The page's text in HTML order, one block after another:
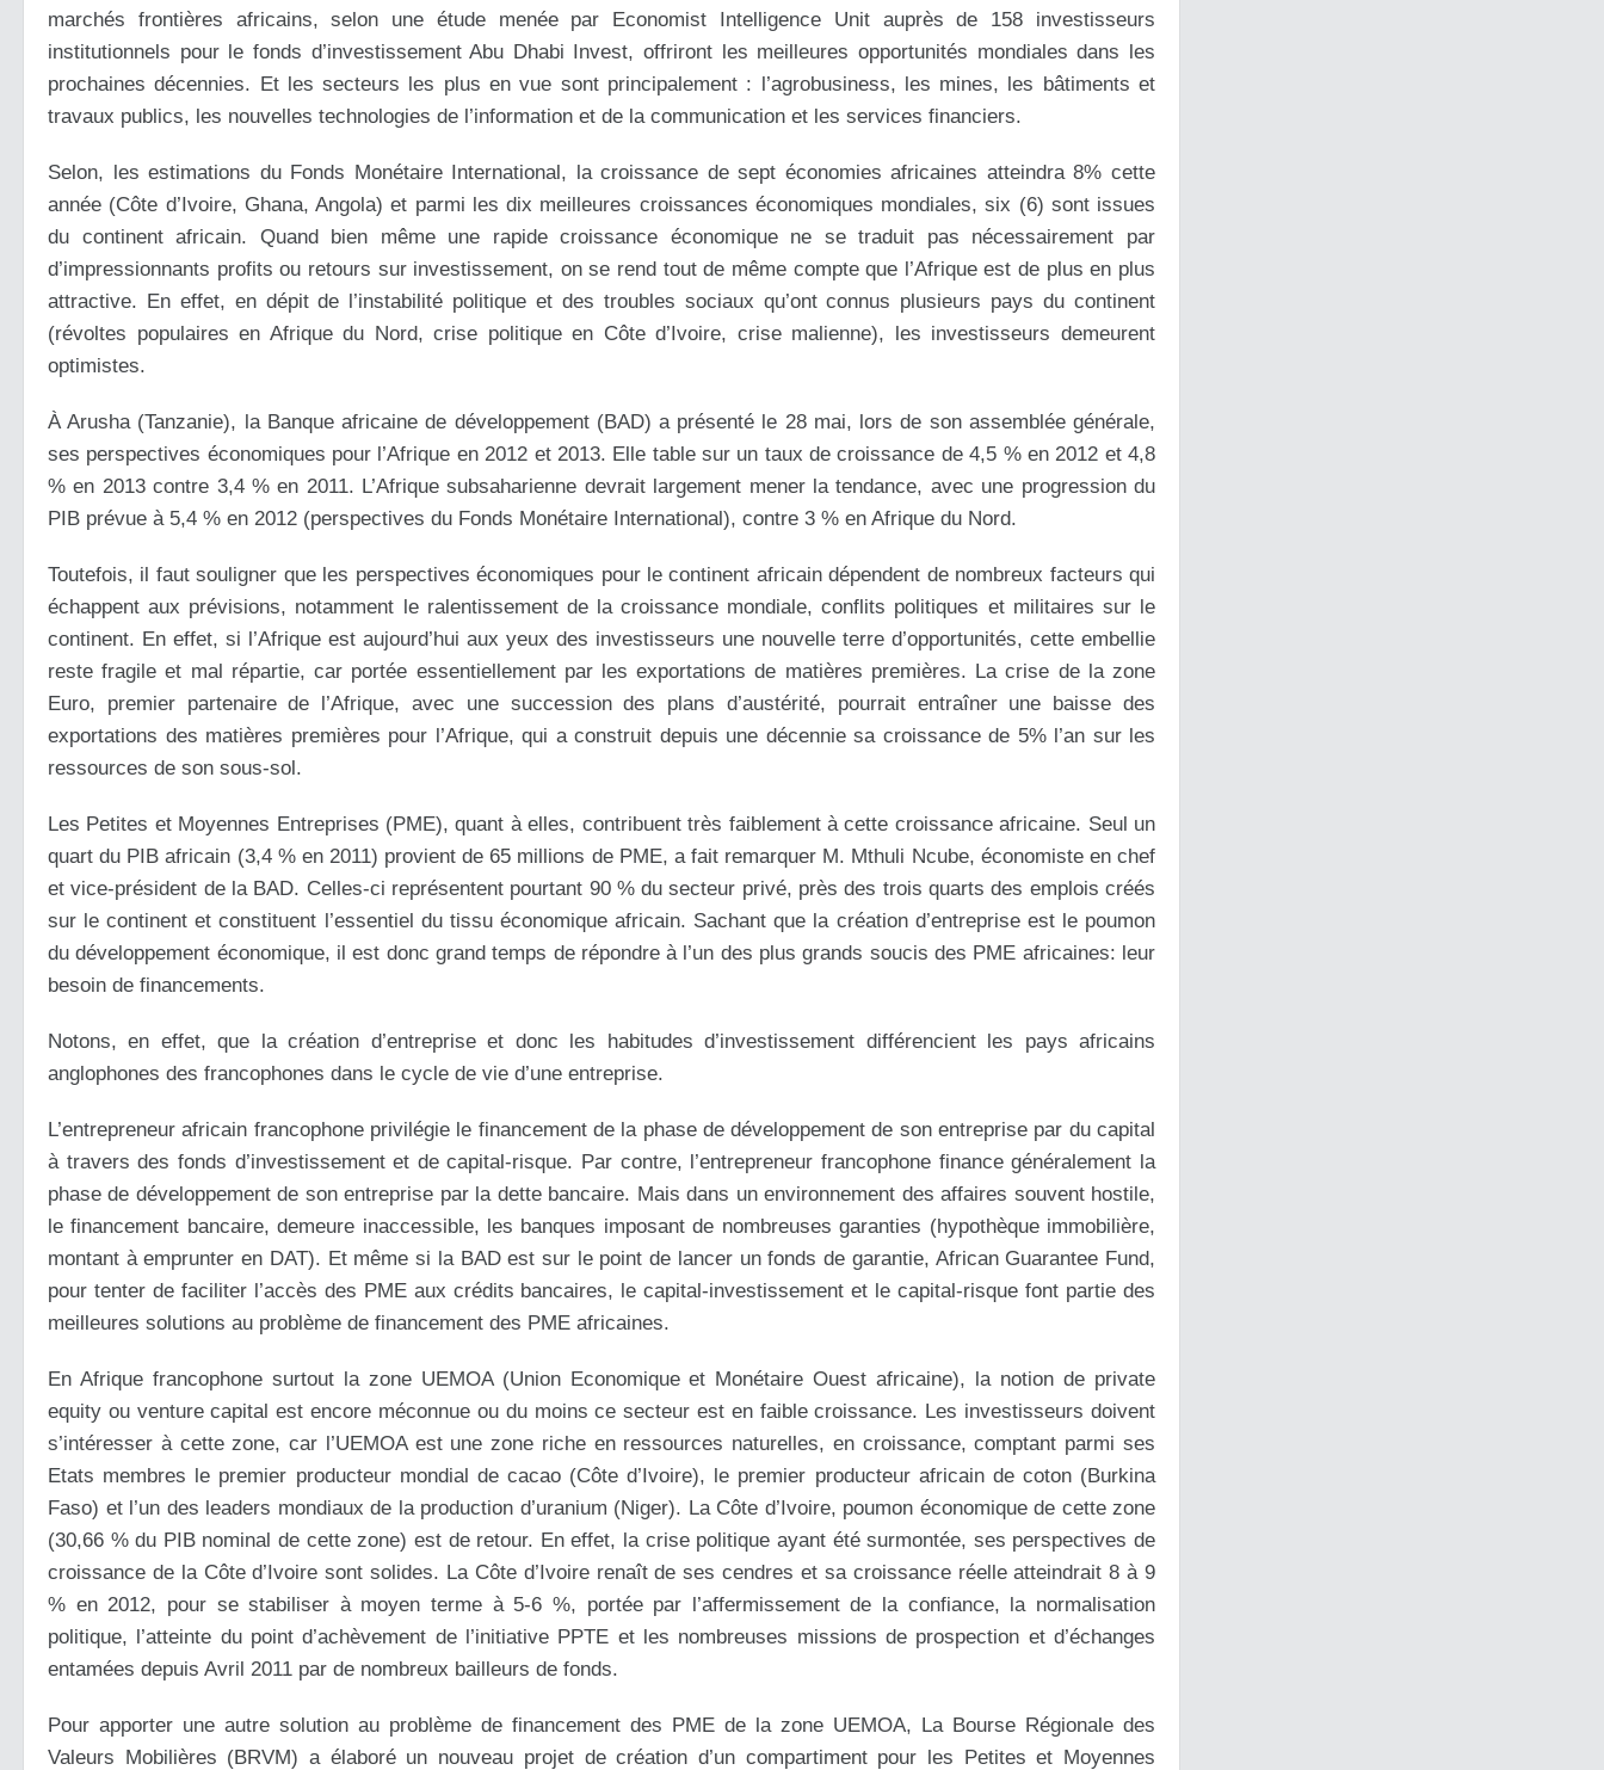
marchés frontières africains, selon une étude menée par Economist Intelligence Unit auprès de 158 investisseurs
institutionnels pour le fonds d’investissement Abu Dhabi Invest, offriront les meilleures opportunités mondiales dans les
prochaines décennies. Et les secteurs les plus en vue sont principalement : l’agrobusiness, les mines, les bâtiments et
travaux publics, les nouvelles technologies de l’information et de la communication et les services financiers.
Selon, les estimations du Fonds Monétaire International, la croissance de sept économies africaines atteindra 8% cette
année (Côte d’Ivoire, Ghana, Angola) et parmi les dix meilleures croissances économiques mondiales, six (6) sont issues
du continent africain. Quand bien même une rapide croissance économique ne se traduit pas nécessairement par
d’impressionnants profits ou retours sur investissement, on se rend tout de même compte que l’Afrique est de plus en plus
attractive. En effet, en dépit de l’instabilité politique et des troubles sociaux qu’ont connus plusieurs pays du continent
(révoltes populaires en Afrique du Nord, crise politique en Côte d’Ivoire, crise malienne), les investisseurs demeurent
optimistes.
À Arusha (Tanzanie), la Banque africaine de développement (BAD) a présenté le 28 mai, lors de son assemblée générale,
ses perspectives économiques pour l’Afrique en 2012 et 2013. Elle table sur un taux de croissance de 4,5 % en 2012 et 4,8
% en 2013 contre 3,4 % en 2011. L’Afrique subsaharienne devrait largement mener la tendance, avec une progression du
PIB prévue à 5,4 % en 2012 (perspectives du Fonds Monétaire International), contre 3 % en Afrique du Nord.
Toutefois, il faut souligner que les perspectives économiques pour le continent africain dépendent de nombreux facteurs qui
échappent aux prévisions, notamment le ralentissement de la croissance mondiale, conflits politiques et militaires sur le
continent. En effet, si l’Afrique est aujourd’hui aux yeux des investisseurs une nouvelle terre d’opportunités, cette embellie
reste fragile et mal répartie, car portée essentiellement par les exportations de matières premières. La crise de la zone
Euro, premier partenaire de l’Afrique, avec une succession des plans d’austérité, pourrait entraîner une baisse des
exportations des matières premières pour l’Afrique, qui a construit depuis une décennie sa croissance de 5% l’an sur les
ressources de son sous-sol.
Les Petites et Moyennes Entreprises (PME), quant à elles, contribuent très faiblement à cette croissance africaine. Seul un
quart du PIB africain (3,4 % en 2011) provient de 65 millions de PME, a fait remarquer M. Mthuli Ncube, économiste en chef
et vice-président de la BAD. Celles-ci représentent pourtant 90 % du secteur privé, près des trois quarts des emplois créés
sur le continent et constituent l’essentiel du tissu économique africain. Sachant que la création d’entreprise est le poumon
du développement économique, il est donc grand temps de répondre à l’un des plus grands soucis des PME africaines: leur
besoin de financements.
Notons, en effet, que la création d’entreprise et donc les habitudes d’investissement différencient les pays africains
anglophones des francophones dans le cycle de vie d’une entreprise.
L’entrepreneur africain francophone privilégie le financement de la phase de développement de son entreprise par du capital
à travers des fonds d’investissement et de capital-risque. Par contre, l’entrepreneur francophone finance généralement la
phase de développement de son entreprise par la dette bancaire. Mais dans un environnement des affaires souvent hostile,
le financement bancaire, demeure inaccessible, les banques imposant de nombreuses garanties (hypothèque immobilière,
montant à emprunter en DAT). Et même si la BAD est sur le point de lancer un fonds de garantie, African Guarantee Fund,
pour tenter de faciliter l’accès des PME aux crédits bancaires, le capital-investissement et le capital-risque font partie des
meilleures solutions au problème de financement des PME africaines.
En Afrique francophone surtout la zone UEMOA (Union Economique et Monétaire Ouest africaine), la notion de private
equity ou venture capital est encore méconnue ou du moins ce secteur est en faible croissance. Les investisseurs doivent
s’intéresser à cette zone, car l’UEMOA est une zone riche en ressources naturelles, en croissance, comptant parmi ses
Etats membres le premier producteur mondial de cacao (Côte d’Ivoire), le premier producteur africain de coton (Burkina
Faso) et l’un des leaders mondiaux de la production d’uranium (Niger). La Côte d’Ivoire, poumon économique de cette zone
(30,66 % du PIB nominal de cette zone) est de retour. En effet, la crise politique ayant été surmontée, ses perspectives de
croissance de la Côte d’Ivoire sont solides. La Côte d’Ivoire renaît de ses cendres et sa croissance réelle atteindrait 8 à 9
% en 2012, pour se stabiliser à moyen terme à 5-6 %, portée par l’affermissement de la confiance, la normalisation
politique, l’atteinte du point d’achèvement de l’initiative PPTE et les nombreuses missions de prospection et d’échanges
entamées depuis Avril 2011 par de nombreux bailleurs de fonds.
Pour apporter une autre solution au problème de financement des PME de la zone UEMOA, La Bourse Régionale des
Valeurs Mobilières (BRVM) a élaboré un nouveau projet de création d’un compartiment pour les Petites et Moyennes